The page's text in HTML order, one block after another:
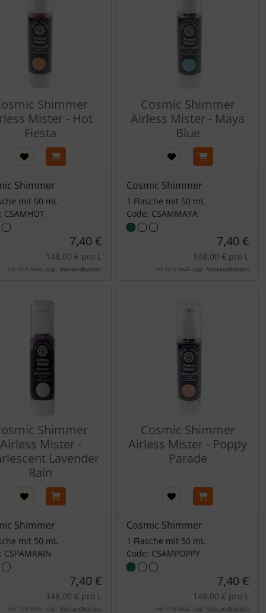
Shimmer
Mister - Hot
Fiesta
Shimmer
mit 50 mL
CSAMHOT
7,40 €
148,00 € pro L
inkl. 19 % MwSt. zzgl. Versandkosten
Cosmic Shimmer
Airless Mister - Maya
Blue
Cosmic Shimmer
1 Flasche mit 50 mL
Code: CSAMMAYA
7,40 €
148,00 € pro L
inkl. 19 % MwSt. zzgl. Versandkosten
Shimmer
Airless Mister -
Lavender
Rain
Shimmer
mit 50 mL
CSPAMRAIN
7,40 €
148,00 € pro L
inkl. 19 % MwSt. zzgl. Versandkosten
Cosmic Shimmer
Airless Mister - Poppy
Parade
Cosmic Shimmer
1 Flasche mit 50 mL
Code: CSAMPOPPY
7,40 €
148,00 € pro L
inkl. 19 % MwSt. zzgl. Versandkosten